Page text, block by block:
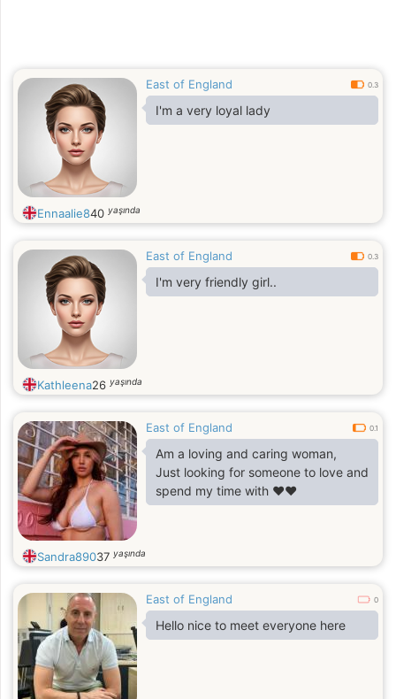
East of England 0.3
I'm a very loyal lady
Ennaalie840 yaşında
East of England 0.3
I'm very friendly girl..
Kathleena26 yaşında
East of England 0.1
Am a loving and caring woman,
Just looking for someone to love and
spend my time with ♥️♥️
Sandra89037 yaşında
East of England 0
Hello nice to meet everyone here